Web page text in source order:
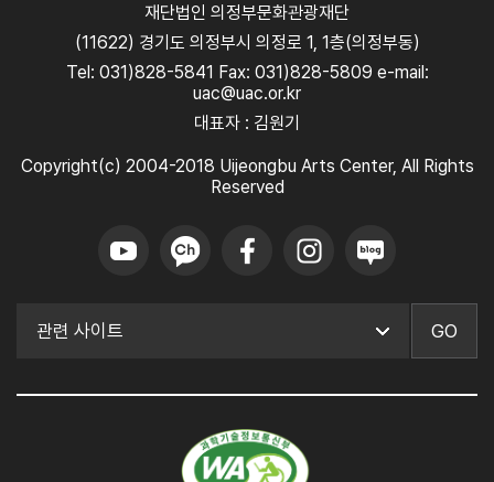
재단법인 의정부문화관광재단
(11622) 경기도 의정부시 의정로 1, 1층(의정부동)
Tel: 031)828-5841 Fax: 031)828-5809 e-mail:
uac@uac.or.kr
대표자 : 김원기
Copyright(c) 2004-2018 Uijeongbu Arts Center, All Rights
Reserved
GO